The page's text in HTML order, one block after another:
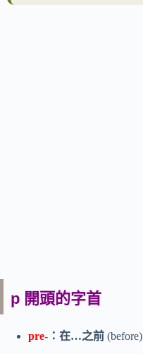
p 開頭的字首
pre- ：在…之前 (before)